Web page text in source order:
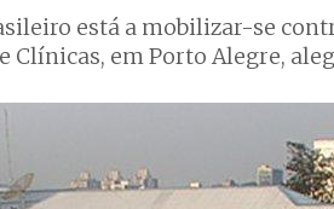
está a mobilizar-se
Clínicas, em Porto Alegre,